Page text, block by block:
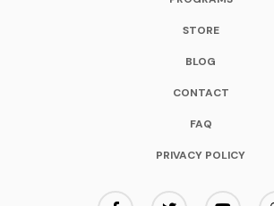
STORE
BLOG
CONTACT
FAQ
PRIVACY POLICY